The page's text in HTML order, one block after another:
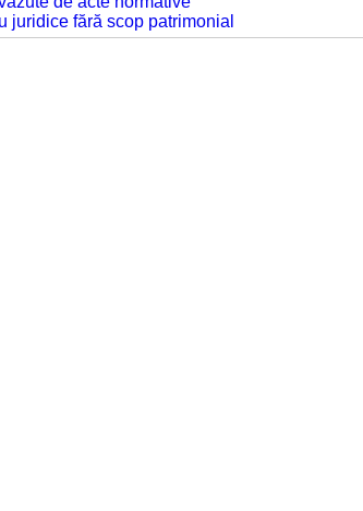
juridice fără scop patrimonial